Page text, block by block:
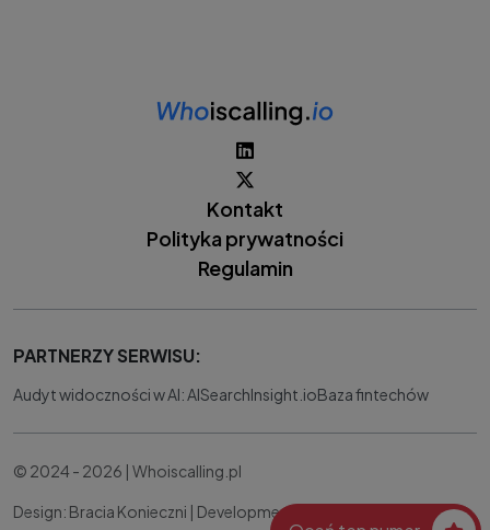
Kontakt
Polityka prywatności
Regulamin
PARTNERZY SERWISU:
Audyt widoczności w AI: AISearchInsight.ioBaza fintechów
© 2024 - 2026 | Whoiscalling.pl
Design: Bracia Konieczni | Development: